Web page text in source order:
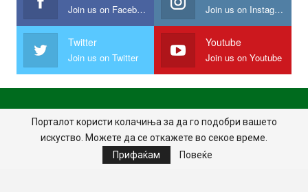
Join us on Facebook Join us on Instagram
Twitter
Join us on Twitter
Youtube
Join us on Youtube
ПОЧЕТНА ПОЛИТИКА НА ПРИВАТНОСТ
ИМПРЕСУМ
ПРАВИЛА НА КОРИСТЕЊЕ
Порталот користи колачиња за да го подобри вашето
искуство. Можете да се откажете во секое време.
Прифаќам
Повеќе